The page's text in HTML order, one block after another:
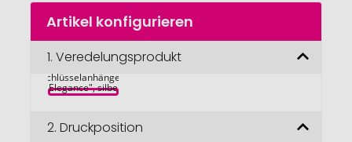
Zum
Anfang
Bildgalerie
springen
Artikel konfigurieren
1. Veredelungsprodukt
Schlüsselanhänger
"Elegance", silber
2. Druckposition